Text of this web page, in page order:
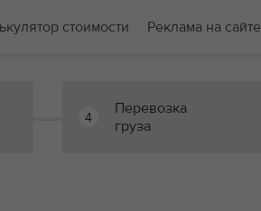
стоимости Реклама на сайте
4
Перевозка
груза